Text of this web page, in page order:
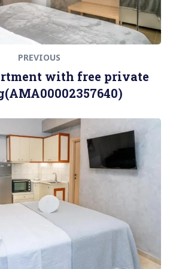
PREVIOUS
with free private
Next
post: